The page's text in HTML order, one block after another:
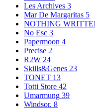
Les Archives 3
Mar De Margaritas 5
NOTHING
No Esc 3
Papermoon 4
Precise 2
R2W 24
Skills&Genes 23
TONET 13
Totti Store 42
Umarmung 39
Windsor. 8